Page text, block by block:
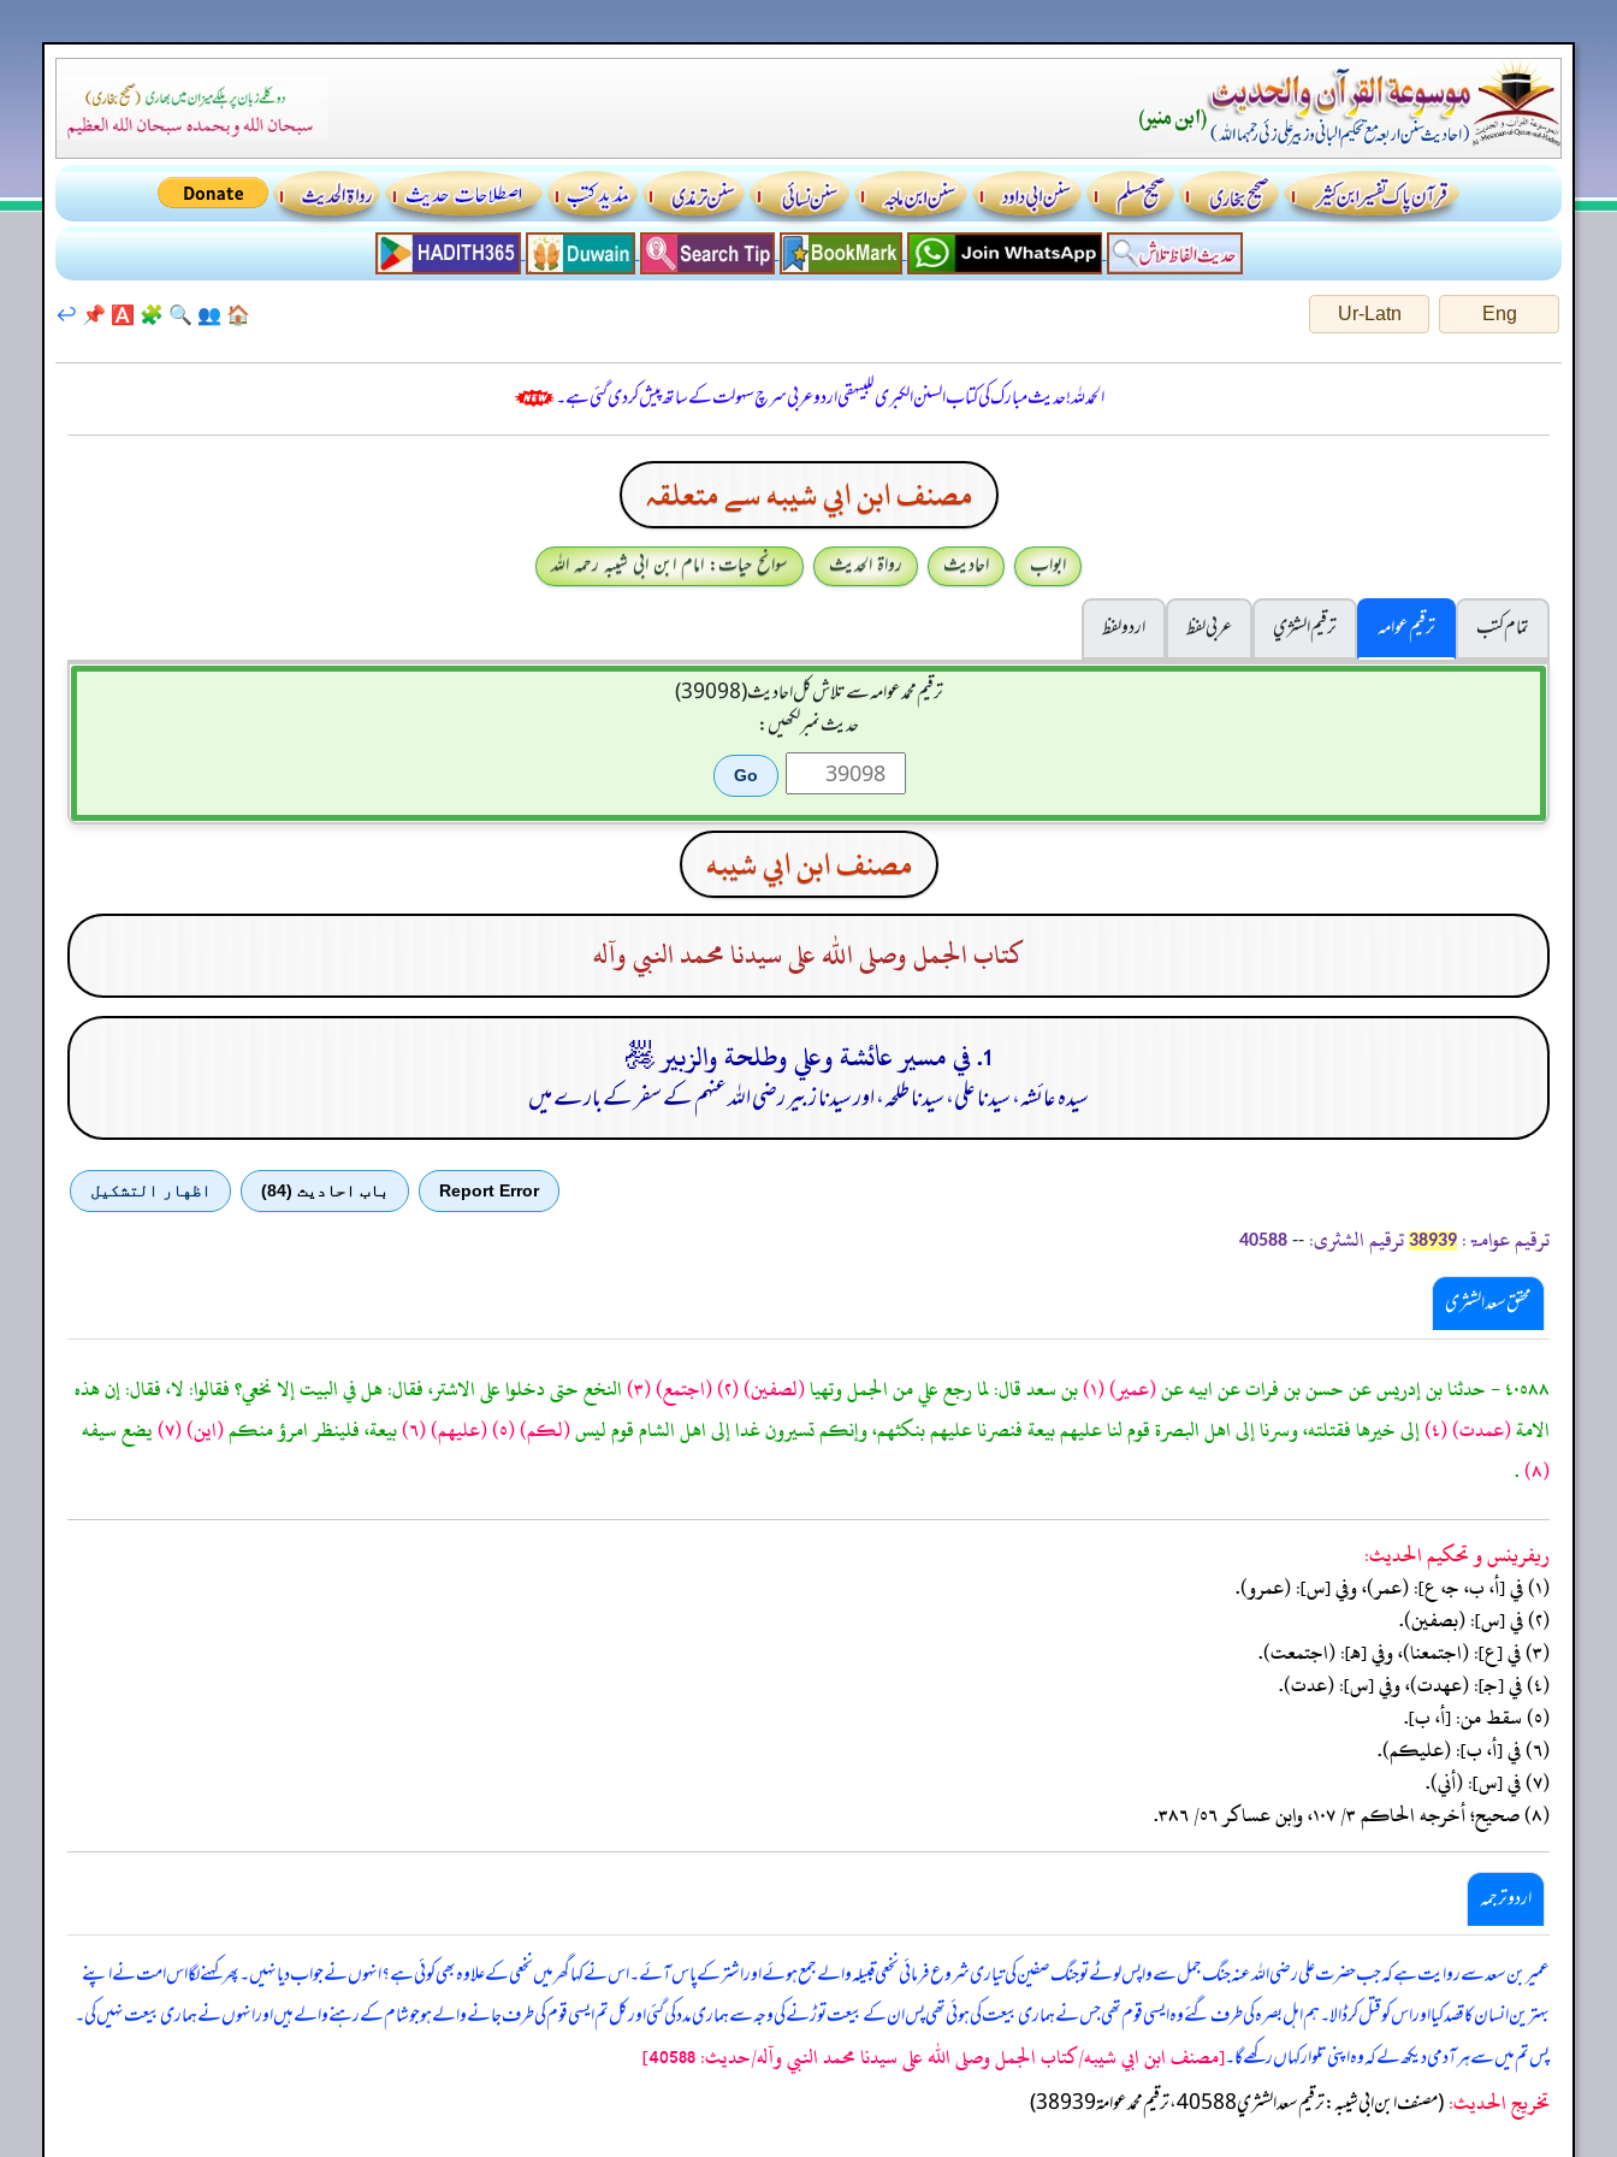
Eng
Ur-Latn
🏠
👥
🔍
🧩
🅰️
📌
↩️
الحمدللہ! حدیث مبارک کی کتاب السنن الكبرى للبيهقي اردو عربی سرچ سہولت کے ساتھ پیش کر دی گئی ہے۔
مصنف ابن ابي شيبه سے متعلقہ
ابواب احادیث رواۃ الحدیث
سوانح حیات: امام ابن ابی شیبہ رحمہ اللہ
تمام کتب
ترقیم عوامہ ترقيم الشژي عربی لفظ
اردو لفظ
ترقیم محمدعوامہ سے تلاش کل احادیث (39098)
حدیث نمبر لکھیں:
مصنف ابن ابي شيبه
كتاب الجمل وصلى الله على سيدنا محمد النبي وآله
1. في مسير عائشة وعلي وطلحة والزبير ﵃
سیدہ عائشہ، سیدنا علی، سیدنا طلحہ، اور سیدنا زبیر رضی اللہ عنہم کے سفر کے بارے میں
Report Error باب احادیث (84) اظهار التشكيل
ترقیم عوامۃ: 38939 ترقیم الشثری: --
40588
محقق سعد الشثری
٤٠٥٨٨ - حدثنا بن إدريس عن حسن بن فرات عن ابيه عن (عمير)(١) بن سعد قال: لما رجع علي من الجمل وتهيا(لصفين)(٢) (اجتمع)(٣)
النخع حتى دخلوا على الاشتر، فقال: هل في البيت إلا نخعي؟ فقالوا: لا، فقال: إن هذه
الامة(عمدت)(٤) إلى خيرها فقتلته، وسرنا إلى اهل البصرة قوم لنا عليهم بيعة فنصرنا عليهم بنكثهم، وإنكم تسيرون غدا إلى اهل الشام قوم ليس(لكم)(٥) (عليهم)(٦) بيعة، فلينظر امرؤ منكم(اين)(٧)
يضع سيفه
(٨)
.
ريفرينس و تحكيم الحدیث:
(١) في [أ، ب، جـ، ع]: (عمر)، وفي [س]: (عمرو).
(٢) في [س]: (بصفين).
(٣) في [ع]: (اجتمعنا)، وفي [هـ]: (اجتمعت).
(٤) في [جـ]: (عهدت)، وفي [س]: (عدت).
(٥) سقط من: [أ، ب].
(٦) في [أ، ب]: (عليكم).
(٧) في [س]: (أني).
(٨) صحيح؛ أخرجه الحاكم ٣/ ١٠٧، وابن عساكر ٥٦/ ٣٨٦.
اردو ترجمہ
عمیر بن سعد سے روایت ہے کہ جب حضرت علی رضی اللہ عنہ جنگ جمل سے واپس لوٹے تو جنگ صفین کی تیاری شروع فرمائی نخعی قبیلہ والے جمع ہوئے اور اشتر کے پاس آئے۔ اس نے کہا گھر میں نخعی کے علاوہ بھی کوئی ہے؟ انہوں نے جواب دیا نہیں۔ پھر کہنے لگا اس امت نے اپنے
بہترین انسان کا قصد کیا اور اس کو قتل کرڈالا۔ ہم اہل بصرہ کی طرف گئے وہ ایسی قوم تھی جس نے ہماری بیعت کی ہوئی تھی پس ان کے بیعت توڑنے کی وجہ سے ہماری مدد کی گئی اور کل تم ایسی قوم کی طرف جانے والے ہو جو شام کے رہنے والے ہیں اور انہوں نے ہماری بیعت نہیں کی۔
پس تم میں سے ہر آدمی دیکھ لے کہ وہ اپنی تلوار کہاں رکھے گا۔[مصنف ابن ابي شيبه/كتاب الجمل وصلى الله على سيدنا محمد النبي وآله/حدیث: 40588]
تخریج الحدیث:(مصنف ابن ابي شيبه: ترقيم سعد الشثري 40588، ترقيم محمد عوامة 38939)